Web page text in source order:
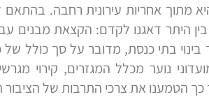
מתוך אחריות עירונית רחבה. בהתאם
בין היתר דאגנו לקדם: הקצאת מבנים
נוער מכלל המגזרים, קירוי
כך הטמענו את צרכי התרבות של הציבור